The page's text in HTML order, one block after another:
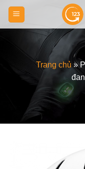
Skip
content
Trang chủ»